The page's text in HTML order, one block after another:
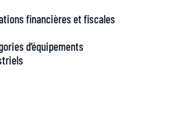
financières et fiscales
d’équipements